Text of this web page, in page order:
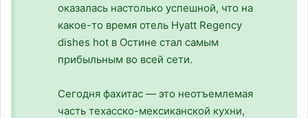
оказалась настолько успешной, что на
какое-то время отель Hyatt Regency
dishes hot в Остине стал самым
прибыльным во всей сети.
Сегодня фахитас — это неотъемлемая
часть техасско-мексиканской кухни,